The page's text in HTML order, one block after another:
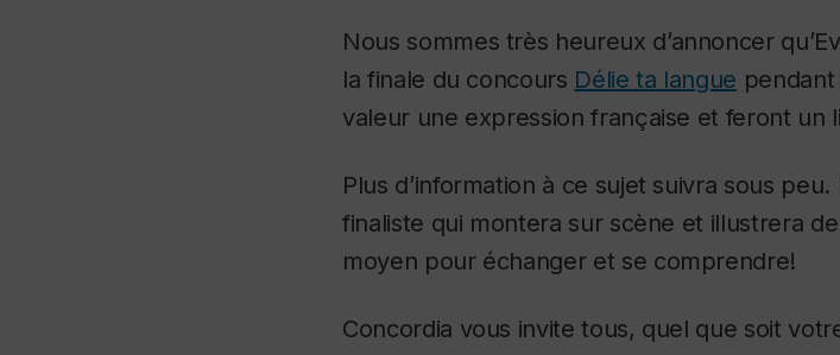
Nous sommes très heureux d’annoncer
la finale du concours Délie ta langue
valeur une expression française et feront un
Plus d’information à ce sujet suivra sous
finaliste qui montera sur scène et illustrera
moyen pour échanger et se comprendre!
Concordia vous invite tous, quel que soit